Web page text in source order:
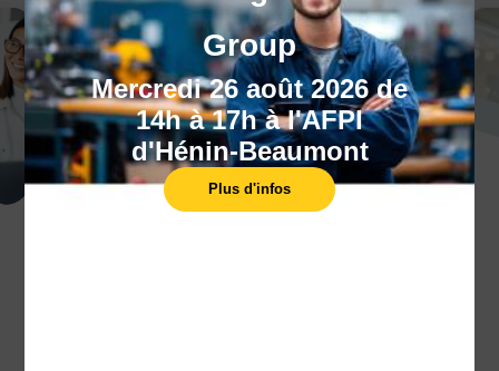
Group
Mercredi 26 août 2026 de
14h à 17h à l'AFPI
d'Hénin-Beaumont
Plus d'infos